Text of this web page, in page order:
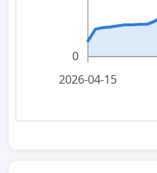
0
2026-04-15